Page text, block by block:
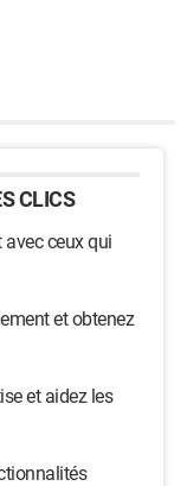
CLICS
ceux qui
et obtenez
et aidez les